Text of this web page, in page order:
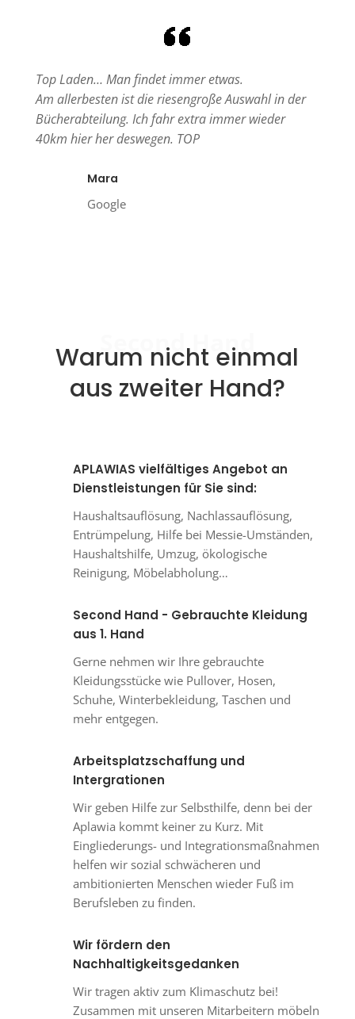
Top Laden… Man findet immer etwas.
Am allerbesten ist die riesengroße Auswahl in der
Bücherabteilung. Ich fahr extra immer wieder
40km hier her deswegen. TOP
Mara
Google
Second Hand
Warum nicht einmal
aus zweiter Hand?
APLAWIAS vielfältiges Angebot an
Dienstleistungen für Sie sind:
Haushaltsauflösung, Nachlassauflösung,
Entrümpelung, Hilfe bei Messie-Umständen,
Haushaltshilfe, Umzug, ökologische
Reinigung, Möbelabholung…
Second Hand - Gebrauchte Kleidung
aus 1. Hand
Gerne nehmen wir Ihre gebrauchte
Kleidungsstücke wie Pullover, Hosen,
Schuhe, Winterbekleidung, Taschen und
mehr entgegen.
Arbeitsplatzschaffung und
Intergrationen
Wir geben Hilfe zur Selbsthilfe, denn bei der
Aplawia kommt keiner zu Kurz. Mit
Eingliederungs- und Integrationsmaßnahmen
helfen wir sozial schwächeren und
ambitionierten Menschen wieder Fuß im
Berufsleben zu finden.
Wir fördern den
Nachhaltigkeitsgedanken
Wir tragen aktiv zum Klimaschutz bei!
Zusammen mit unseren Mitarbeitern möbeln